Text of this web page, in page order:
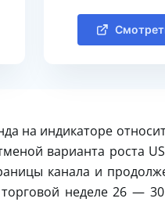
на индикаторе
варианта роста
канала и
неделе 26 —